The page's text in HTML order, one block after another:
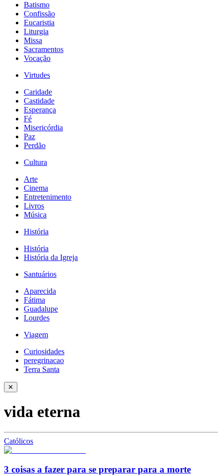
Batismo
Confissão
Eucaristia
Liturgia
Missa
Sacramentos
Vocação
Virtudes
Caridade
Castidade
Esperança
Fé
Misericórdia
Paz
Perdão
Cultura
Arte
Cinema
Entretenimento
Livros
Música
História
História
História da Igreja
Santuários
Aparecida
Fátima
Guadalupe
Lourdes
Viagem
Curiosidades
peregrinacao
Terra Santa
✕
vida eterna
Católicos
3 coisas a fazer para se preparar para a morte